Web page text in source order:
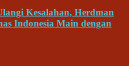
Kesalahan, Herdman
Indonesia Main dengan